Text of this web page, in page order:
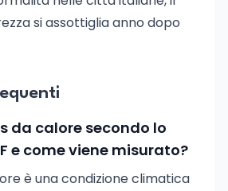
si assottiglia anno dopo
da calore secondo lo
e come viene misurato?
è una condizione climatica